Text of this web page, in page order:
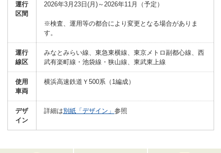
運行
区間
2026年3月 23 日 (月 )～ 2026年11月（予定）
※検査、運用等の都合により変更となる場合がありま
す。
運行
線区
みなとみらい線、東急東横線、東京メトロ副都心線、西
武有楽町線・池袋線・狭山線、東武東上線
使用
車両
横浜高速鉄道Ｙ500系（1編成）
デザ
イン
詳細は別紙「デザイン」 参照